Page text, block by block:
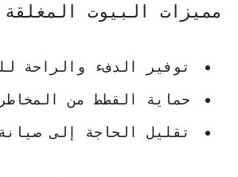
مميزات البيوت المغلقة
توفير الدفء والراحة
حماية القطط من
تقليل الحاجة إلى